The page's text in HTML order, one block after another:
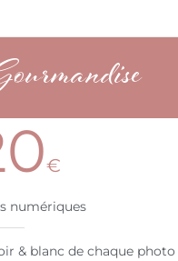
€
numériques
& blanc de chaque photo